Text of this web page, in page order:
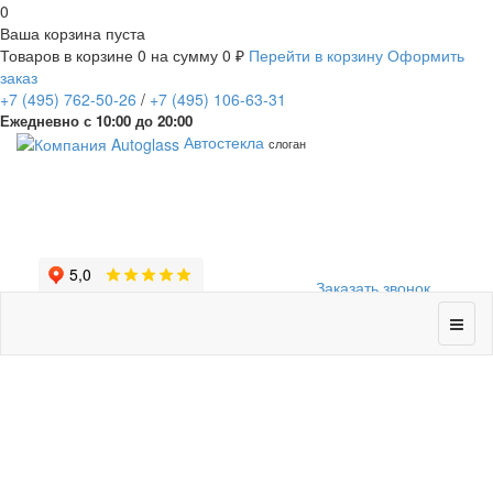
0
Ваша корзина пуста
Товаров в корзине 0 на сумму 0 ₽ Перейти в корзину Оформить
заказ
+7 (495) 762-50-26 / +7 (495) 106-63-31
Ежедневно с 10:00 до 20:00
Заказать звонок
Автостекла слоган